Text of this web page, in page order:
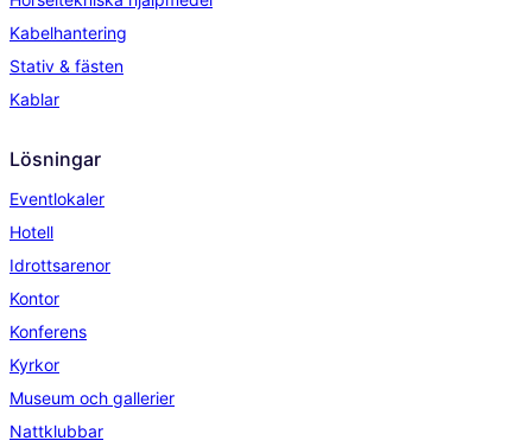
Kabelhantering
Stativ & fästen
Kablar
Lösningar
Eventlokaler
Hotell
Idrottsarenor
Kontor
Konferens
Kyrkor
Museum och gallerier
Nattklubbar